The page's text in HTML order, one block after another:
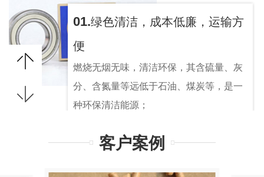
01.绿色清洁，成本低廉，运输方
便
燃烧无烟无味，清洁环保，其含硫量、灰
分、含氮量等远低于石油、煤炭等，是一
种环保清洁能源；
为颗粒状，压缩了体积，节省了空间，减
客户案例